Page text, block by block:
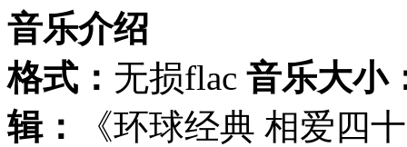
音乐介绍
格式： 无损flac 音乐大小
辑：
《环球经典 相爱四